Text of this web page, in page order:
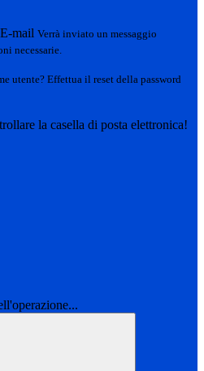
E-mail Verrà inviato un messaggio
necessarie.
utente? Effettua il reset della password
la casella di posta elettronica!